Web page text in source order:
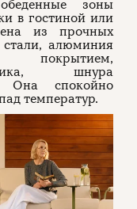
зоны
в гостиной или
из прочных
стали, алюминия
шнура
Она спокойно
температур.